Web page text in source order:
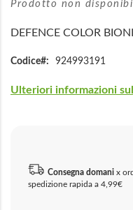
Prodotto non
DEFENCE COLOR
Codice 924993191
Ulteriori informazioni
Consegna domani x
spedizione rapida a 4,99€